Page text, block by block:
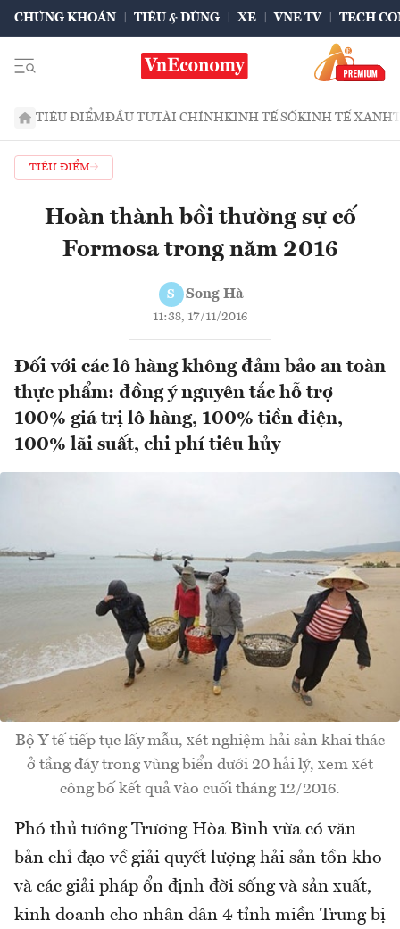
CHỨNG KHOÁN TIÊU & DÙNG XE VNE TV TECH
TIÊU ĐIỂMĐẦU TƯTÀI CHÍNHKINH TẾ SỐKINH TẾ XANH
TIÊU ĐIỂM
Hoàn thành bồi thường sự cố
Formosa trong năm 2016
S Song Hà
11:38, 17/11/2016
Đối với các lô hàng không đảm bảo an toàn
thực phẩm: đồng ý nguyên tắc hỗ trợ
100% giá trị lô hàng, 100% tiền điện,
100% lãi suất, chi phí tiêu hủy
Bộ Y tế tiếp tục lấy mẫu, xét nghiệm hải sản khai thác
ở tầng đáy trong vùng biển dưới 20 hải lý, xem xét
công bố kết quả vào cuối tháng 12/2016.
Phó thủ tướng Trương Hòa Bình vừa có văn
bản chỉ đạo về giải quyết lượng hải sản tồn kho
và các giải pháp ổn định đời sống và sản xuất,
kinh doanh cho nhân dân 4 tỉnh miền Trung bị